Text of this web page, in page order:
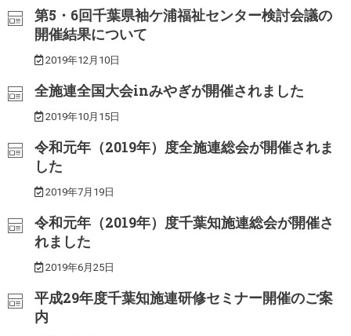
第5・6回千葉県袖ケ浦福祉センター検討会議の
開催結果について
2019年12月10日
全施連全国大会inみやぎが開催されました
2019年10月15日
令和元年（2019年）度全施連総会が開催されま
した
2019年7月19日
令和元年（2019年）度千葉知施連総会が開催さ
れました
2019年6月25日
平成29年度千葉知施連研修セミナー開催のご案
内